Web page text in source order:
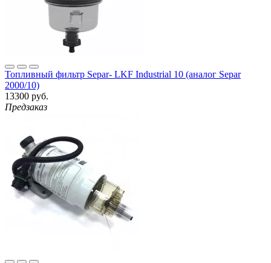
Топливный фильтр Separ- LKF Industrial 10 (аналог Separ
2000/10)
13300 руб.
Предзаказ